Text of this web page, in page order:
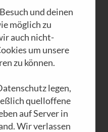
N°23
und deinen
möglich zu
auch nicht-
um unsere
zu können.
legen,
quelloffene
auf Server in
Wir verlassen